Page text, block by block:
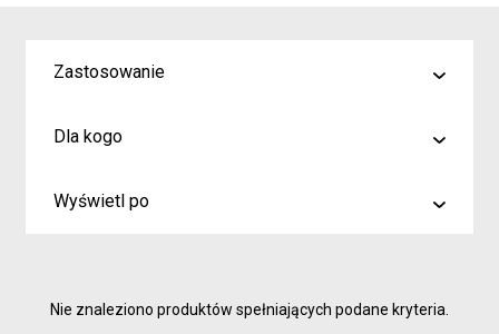
Zastosowanie
malowanie
kreślenie
Dla kogo
Artyści i profesjonaliści
Inspiracje dla rodziców i dzieci
Wyświetl po
Nie znaleziono produktów spełniających podane kryteria.